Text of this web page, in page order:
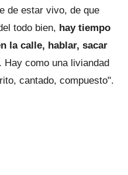
de estar vivo, de que
todo bien, hay tiempo
la calle, hablar, sacar
. Hay como una liviandad
cantado, compuesto".